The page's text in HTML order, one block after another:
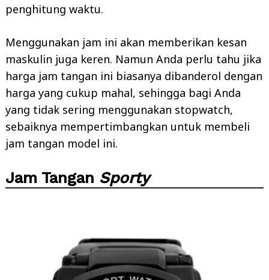
penghitung waktu.
Menggunakan jam ini akan memberikan kesan
maskulin juga keren. Namun Anda perlu tahu jika
harga jam tangan ini biasanya dibanderol dengan
harga yang cukup mahal, sehingga bagi Anda
yang tidak sering menggunakan stopwatch,
sebaiknya mempertimbangkan untuk membeli
jam tangan model ini.
Jam Tangan Sporty